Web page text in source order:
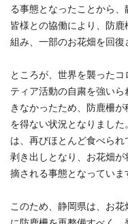
る事態となったことから
皆様との協働により、防
組み、一部のお花畑を回復
ところが、世界を襲った
ティア活動の自粛を強い
きなかったため、防鹿柵
を得ない状況となりまし
は、再びほとんど食べら
剥き出しとなり、お花畑
摘される事態となっていま
このため、静岡県は、お